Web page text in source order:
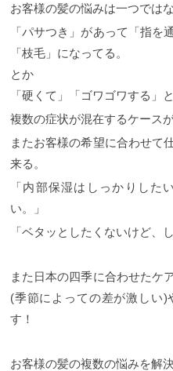
お客様の髪の悩みは一つでは
「パサつき」があって「指を
「枝毛」になってる。
とか
「硬くて」「ゴワゴワする」
複数の症状が混在するケース
またお客様の希望に合わせて
来る。
「内部保湿はしっかりした
い。」
「ベタッとしたくないけど、
また日本の四季に合わせたケ
(季節によっての差が激しい)
す！
お客様の髪の複数の悩みを解